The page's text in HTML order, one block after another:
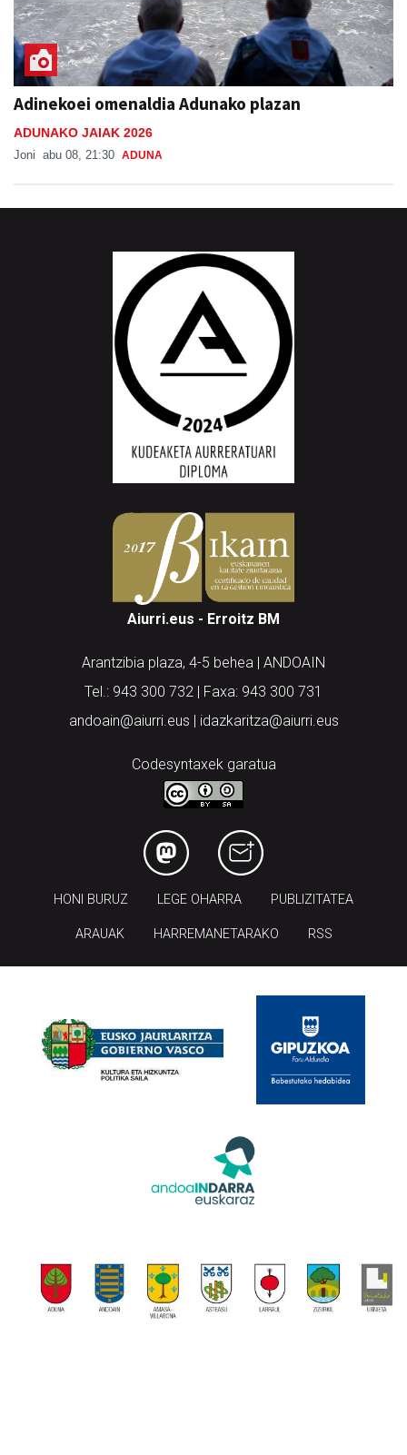
Adinekoei omenaldia Adunako plazan
ADUNAKO JAIAK 2026
Joni abu 08, 21:30 ADUNA
Aiurri.eus - Erroitz BM
Arantzibia plaza, 4-5 behea | ANDOAIN
Tel.: 943 300 732 | Faxa: 943 300 731
andoain@aiurri.eus | idazkaritza@aiurri.eus
Codesyntaxek garatua
HONI BURUZ LEGE OHARRA PUBLIZITATEA
ARAUAK HARREMANETARAKO RSS